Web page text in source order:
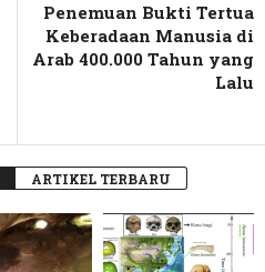
Penemuan Bukti Tertua
Keberadaan Manusia di
Arab 400.000 Tahun yang
Lalu
ARTIKEL TERBARU